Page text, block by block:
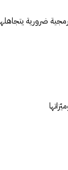
ضرورية